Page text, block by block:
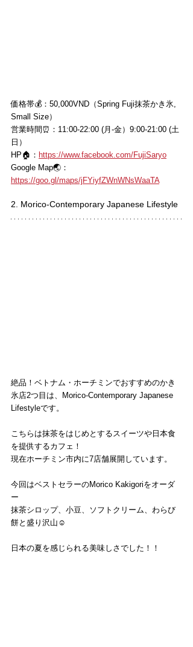
価格帯💰：50,000VND（Spring Fuji抹茶かき氷,
Small Size）
営業時間⏰：11:00-22:00 (月-金）9:00-21:00 (土
日）
HP🏠： https://www.facebook.com/FujiSaryo
Google Map🌏：
https://goo.gl/maps/jFYiyfZWnWNsWaaTA
2. Morico-Contemporary Japanese Lifestyle
絶品！ベトナム・ホーチミンでおすすめのかき
氷店2つ目は、Morico-Contemporary Japanese
Lifestyleです。
こちらは抹茶をはじめとするスイーツや日本食
を提供するカフェ！
現在ホーチミン市内に7店舗展開しています。
今回はベストセラーのMorico Kakigoriをオーダ
ー
抹茶シロップ、小豆、ソフトクリーム、わらび
餅と盛り沢山☺️
日本の夏を感じられる美味しさでした！！